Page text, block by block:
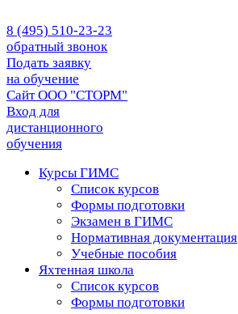
8 (495) 510-23-23
обратный звонок
Подать заявку
на обучение
Сайт ООО "СТОРМ"
Вход для
дистанционного
обучения
Курсы ГИМС
Список курсов
Формы подготовки
Экзамен в ГИМС
Нормативная документация
Учебные пособия
Яхтенная школа
Список курсов
Формы подготовки